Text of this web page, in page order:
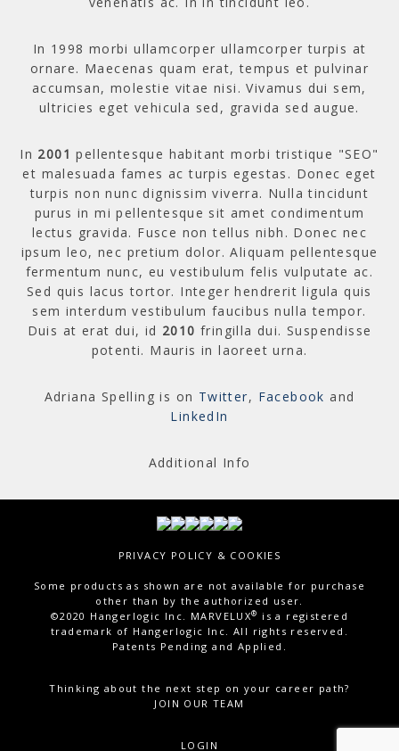
In 1998 morbi ullamcorper ullamcorper turpis at
ornare. Maecenas quam erat, tempus et pulvinar
accumsan, molestie vitae nisi. Vivamus dui sem,
ultricies eget vehicula sed, gravida sed augue.
In 2001 pellentesque habitant morbi tristique "SEO"
et malesuada fames ac turpis egestas. Donec eget
turpis non nunc dignissim viverra. Nulla tincidunt
purus in mi pellentesque sit amet condimentum
lectus gravida. Fusce non tellus nibh. Donec nec
ipsum leo, nec pretium dolor. Aliquam pellentesque
fermentum nunc, eu vestibulum felis vulputate ac.
Sed quis lacus tortor. Integer hendrerit ligula quis
sem interdum vestibulum faucibus nulla tempor.
Duis at erat dui, id 2010 fringilla dui. Suspendisse
potenti. Mauris in laoreet urna.
Adriana Spelling is on Twitter, Facebook and
LinkedIn
Additional Info
PRIVACY POLICY & COOKIES
Some products as shown are not available for purchase
other than by the authorized user.
©2020 Hangerlogic Inc. MARVELUX®
is a registered
trademark of Hangerlogic Inc. All rights reserved.
Patents Pending and Applied.
Thinking about the next step on your career path?
JOIN OUR TEAM
LOGIN